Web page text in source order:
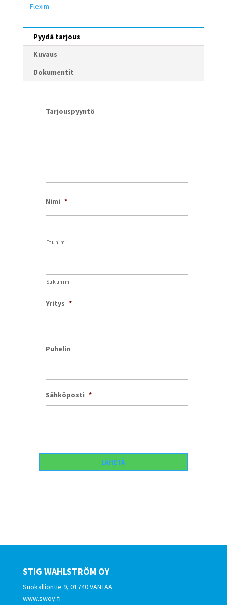
Flexim
Pyydä tarjous
Kuvaus
Dokumentit
Tarjouspyyntö
Nimi *
Etunimi
Sukunimi
Yritys *
Puhelin
Sähköposti *
STIG WAHLSTRÖM OY
Suokalliontie 9, 01740 VANTAA
www.swoy.fi